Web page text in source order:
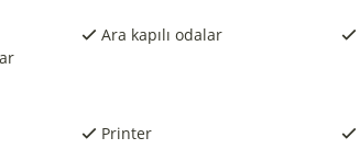
Ara kapılı odalar
Printer